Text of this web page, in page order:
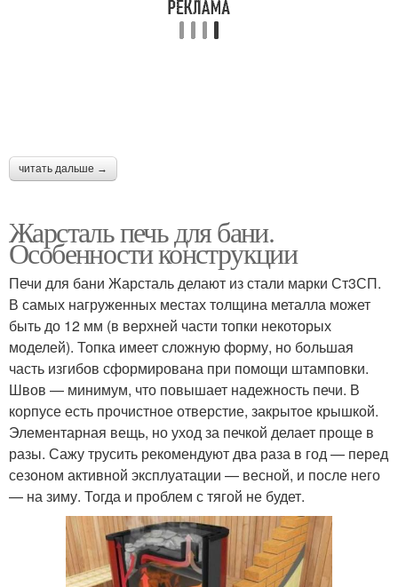
читать дальше →
Жарсталь печь для бани.
Особенности конструкции
Печи для бани Жарсталь делают из стали марки Ст3СП.
В самых нагруженных местах толщина металла может
быть до 12 мм (в верхней части топки некоторых
моделей). Топка имеет сложную форму, но большая
часть изгибов сформирована при помощи штамповки.
Швов — минимум, что повышает надежность печи. В
корпусе есть прочистное отверстие, закрытое крышкой.
Элементарная вещь, но уход за печкой делает проще в
разы. Сажу трусить рекомендуют два раза в год — перед
сезоном активной эксплуатации — весной, и после него
— на зиму. Тогда и проблем с тягой не будет.